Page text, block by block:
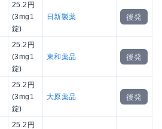
25.2円
(3mg1
錠)
日新製薬 後発
25.2円
(3mg1
錠)
東和薬品 後発
25.2円
(3mg1
錠)
大原薬品 後発
25.2円